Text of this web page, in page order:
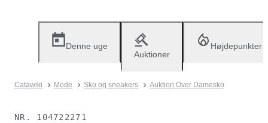
Denne uge
Auktioner
Højdepunkter
Catawiki Mode Sko og sneakers Auktion Over Damesko
NR. 104722271